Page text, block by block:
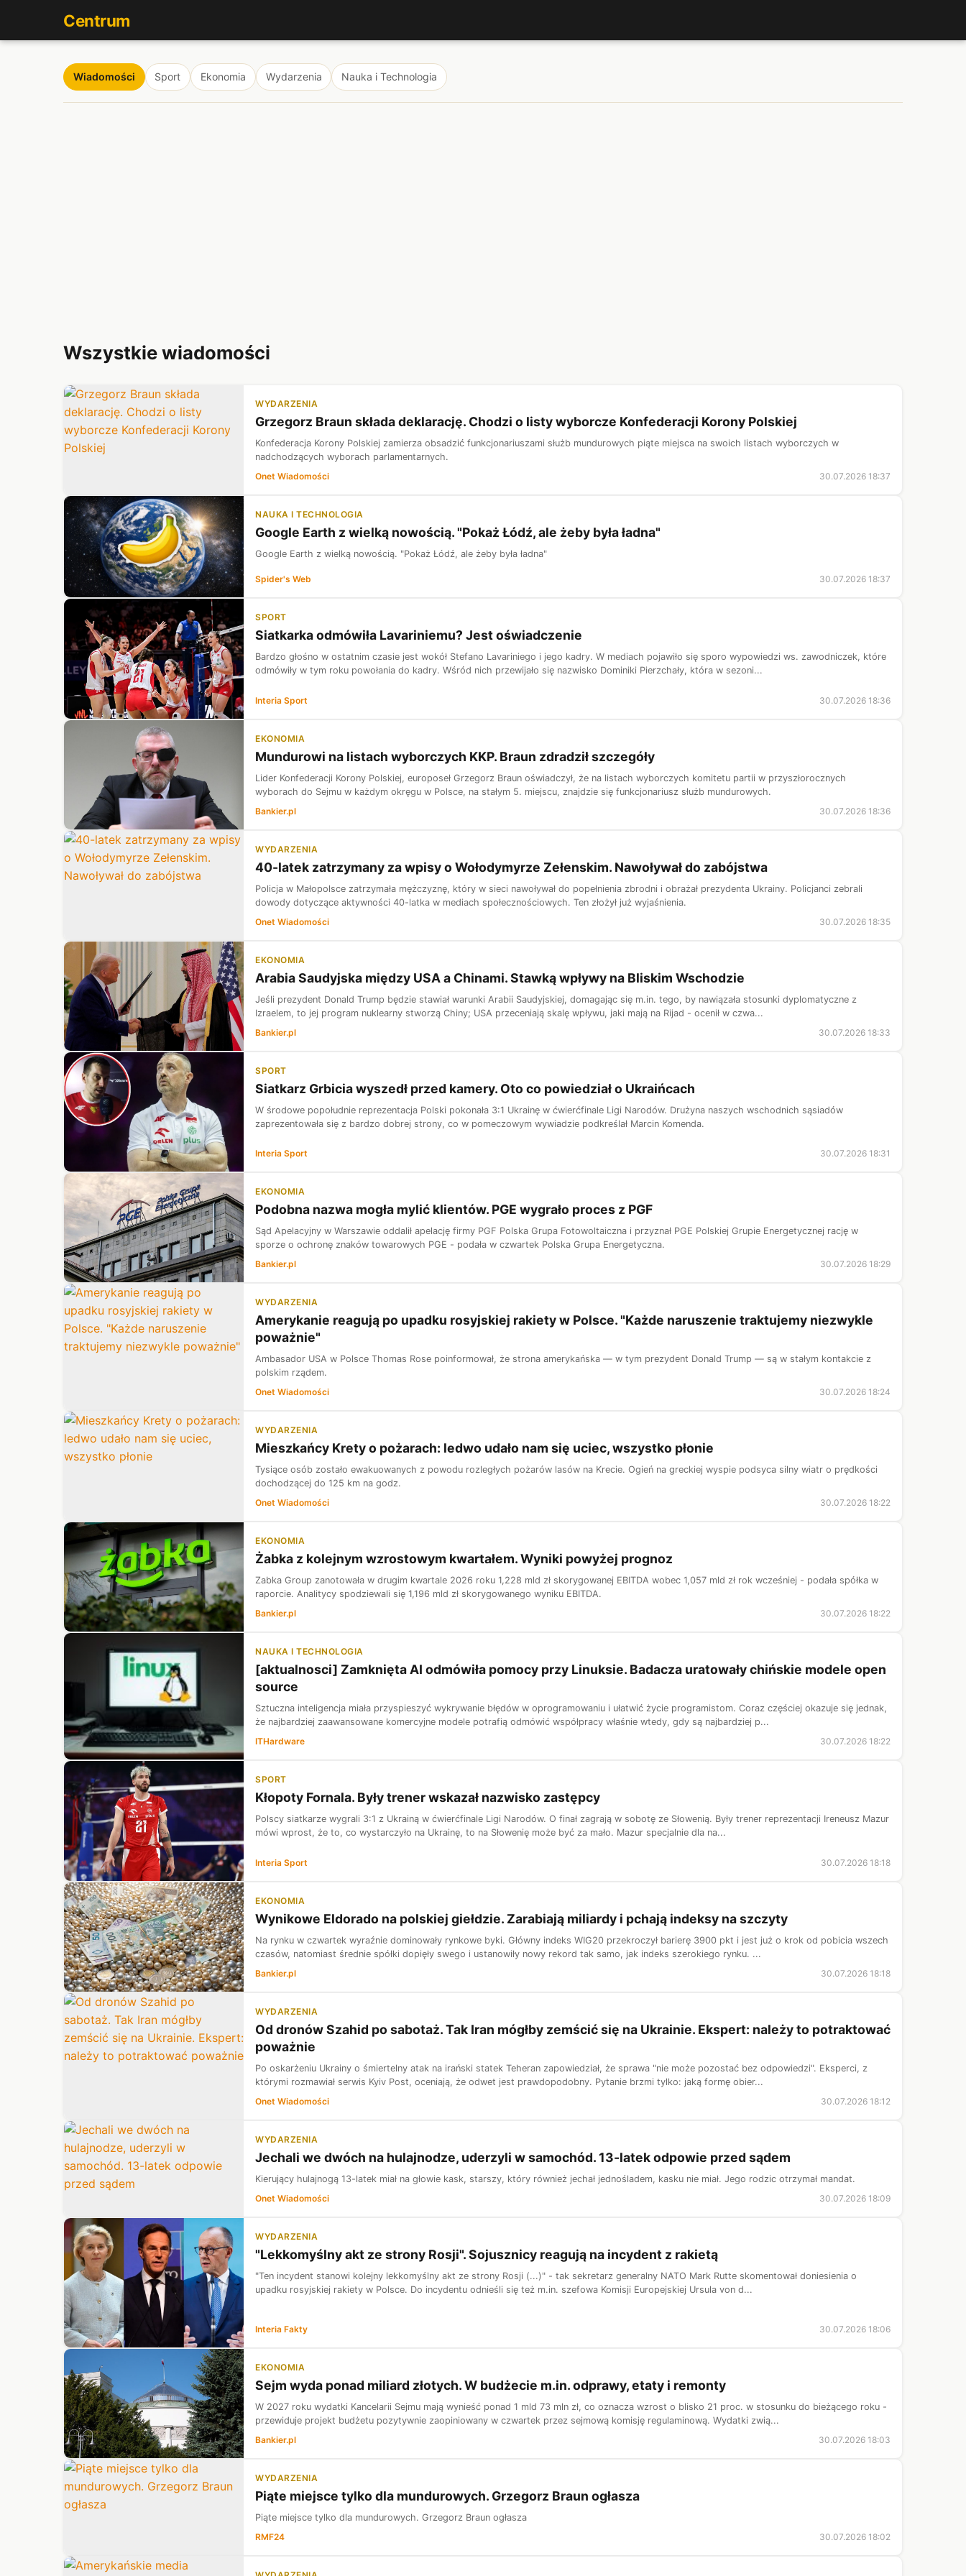
Centrum
Wiadomości Sport Ekonomia Wydarzenia Nauka i Technologia
Wszystkie wiadomości
WYDARZENIA
Grzegorz Braun składa deklarację. Chodzi o listy wyborcze Konfederacji Korony Polskiej
Konfederacja Korony Polskiej zamierza obsadzić funkcjonariuszami służb mundurowych piąte miejsca na swoich listach wyborczych w
nadchodzących wyborach parlamentarnych.
Onet Wiadomości
30.07.2026 18:37
NAUKA I TECHNOLOGIA
Google Earth z wielką nowością. "Pokaż Łódź, ale żeby była ładna"
Google Earth z wielką nowością. "Pokaż Łódź, ale żeby była ładna"
Spider's Web 30.07.2026 18:37
SPORT
Siatkarka odmówiła Lavariniemu? Jest oświadczenie
Bardzo głośno w ostatnim czasie jest wokół Stefano Lavariniego i jego kadry. W mediach pojawiło się sporo wypowiedzi ws. zawodniczek, które
odmówiły w tym roku powołania do kadry. Wśród nich przewijało się nazwisko Dominiki Pierzchały, która w sezoni...
Interia Sport 30.07.2026 18:36
EKONOMIA
Mundurowi na listach wyborczych KKP. Braun zdradził szczegóły
Lider Konfederacji Korony Polskiej, europoseł Grzegorz Braun oświadczył, że na listach wyborczych komitetu partii w przyszłorocznych
wyborach do Sejmu w każdym okręgu w Polsce, na stałym 5. miejscu, znajdzie się funkcjonariusz służb mundurowych.
Bankier.pl
30.07.2026 18:36
WYDARZENIA
40-latek zatrzymany za wpisy o Wołodymyrze Zełenskim. Nawoływał do zabójstwa
Policja w Małopolsce zatrzymała mężczyznę, który w sieci nawoływał do popełnienia zbrodni i obrażał prezydenta Ukrainy. Policjanci zebrali
dowody dotyczące aktywności 40-latka w mediach społecznościowych. Ten złożył już wyjaśnienia.
Onet Wiadomości
30.07.2026 18:35
EKONOMIA
Arabia Saudyjska między USA a Chinami. Stawką wpływy na Bliskim Wschodzie
Jeśli prezydent Donald Trump będzie stawiał warunki Arabii Saudyjskiej, domagając się m.in. tego, by nawiązała stosunki dyplomatyczne z
Izraelem, to jej program nuklearny stworzą Chiny; USA przeceniają skalę wpływu, jaki mają na Rijad - ocenił w czwa...
Bankier.pl
30.07.2026 18:33
SPORT
Siatkarz Grbicia wyszedł przed kamery. Oto co powiedział o Ukraińcach
W środowe popołudnie reprezentacja Polski pokonała 3:1 Ukrainę w ćwierćfinale Ligi Narodów. Drużyna naszych wschodnich sąsiadów
zaprezentowała się z bardzo dobrej strony, co w pomeczowym wywiadzie podkreślał Marcin Komenda.
Interia Sport 30.07.2026 18:31
EKONOMIA
Podobna nazwa mogła mylić klientów. PGE wygrało proces z PGF
Sąd Apelacyjny w Warszawie oddalił apelację firmy PGF Polska Grupa Fotowoltaiczna i przyznał PGE Polskiej Grupie Energetycznej rację w
sporze o ochronę znaków towarowych PGE - podała w czwartek Polska Grupa Energetyczna.
Bankier.pl
30.07.2026 18:29
WYDARZENIA
Amerykanie reagują po upadku rosyjskiej rakiety w Polsce. "Każde naruszenie traktujemy niezwykle
poważnie"
Ambasador USA w Polsce Thomas Rose poinformował, że strona amerykańska — w tym prezydent Donald Trump — są w stałym kontakcie z
polskim rządem.
Onet Wiadomości
30.07.2026 18:24
WYDARZENIA
Mieszkańcy Krety o pożarach: ledwo udało nam się uciec, wszystko płonie
Tysiące osób zostało ewakuowanych z powodu rozległych pożarów lasów na Krecie. Ogień na greckiej wyspie podsyca silny wiatr o prędkości
dochodzącej do 125 km na godz.
Onet Wiadomości
30.07.2026 18:22
EKONOMIA
Żabka z kolejnym wzrostowym kwartałem. Wyniki powyżej prognoz
Zabka Group zanotowała w drugim kwartale 2026 roku 1,228 mld zł skorygowanej EBITDA wobec 1,057 mld zł rok wcześniej - podała spółka w
raporcie. Analitycy spodziewali się 1,196 mld zł skorygowanego wyniku EBITDA.
Bankier.pl
30.07.2026 18:22
NAUKA I TECHNOLOGIA
[aktualnosci] Zamknięta AI odmówiła pomocy przy Linuksie. Badacza uratowały chińskie modele open
source
Sztuczna inteligencja miała przyspieszyć wykrywanie błędów w oprogramowaniu i ułatwić życie programistom. Coraz częściej okazuje się jednak,
że najbardziej zaawansowane komercyjne modele potrafią odmówić współpracy właśnie wtedy, gdy są najbardziej p...
ITHardware
30.07.2026 18:22
SPORT
Kłopoty Fornala. Były trener wskazał nazwisko zastępcy
Polscy siatkarze wygrali 3:1 z Ukrainą w ćwierćfinale Ligi Narodów. O finał zagrają w sobotę ze Słowenią. Były trener reprezentacji Ireneusz Mazur
mówi wprost, że to, co wystarczyło na Ukrainę, to na Słowenię może być za mało. Mazur specjalnie dla na...
Interia Sport 30.07.2026 18:18
EKONOMIA
Wynikowe Eldorado na polskiej giełdzie. Zarabiają miliardy i pchają indeksy na szczyty
Na rynku w czwartek wyraźnie dominowały rynkowe byki. Główny indeks WIG20 przekroczył barierę 3900 pkt i jest już o krok od pobicia wszech
czasów, natomiast średnie spółki dopięły swego i ustanowiły nowy rekord tak samo, jak indeks szerokiego rynku. ...
Bankier.pl
30.07.2026 18:18
WYDARZENIA
Od dronów Szahid po sabotaż. Tak Iran mógłby zemścić się na Ukrainie. Ekspert: należy to potraktować
poważnie
Po oskarżeniu Ukrainy o śmiertelny atak na irański statek Teheran zapowiedział, że sprawa "nie może pozostać bez odpowiedzi". Eksperci, z
którymi rozmawiał serwis Kyiv Post, oceniają, że odwet jest prawdopodobny. Pytanie brzmi tylko: jaką formę obier...
Onet Wiadomości
30.07.2026 18:12
WYDARZENIA
Jechali we dwóch na hulajnodze, uderzyli w samochód. 13-latek odpowie przed sądem
Kierujący hulajnogą 13-latek miał na głowie kask, starszy, który również jechał jednośladem, kasku nie miał. Jego rodzic otrzymał mandat.
Onet Wiadomości
30.07.2026 18:09
WYDARZENIA
"Lekkomyślny akt ze strony Rosji". Sojusznicy reagują na incydent z rakietą
"Ten incydent stanowi kolejny lekkomyślny akt ze strony Rosji (...)" - tak sekretarz generalny NATO Mark Rutte skomentował doniesienia o
upadku rosyjskiej rakiety w Polsce. Do incydentu odnieśli się też m.in. szefowa Komisji Europejskiej Ursula von d...
Interia Fakty 30.07.2026 18:06
EKONOMIA
Sejm wyda ponad miliard złotych. W budżecie m.in. odprawy, etaty i remonty
W 2027 roku wydatki Kancelarii Sejmu mają wynieść ponad 1 mld 73 mln zł, co oznacza wzrost o blisko 21 proc. w stosunku do bieżącego roku -
przewiduje projekt budżetu pozytywnie zaopiniowany w czwartek przez sejmową komisję regulaminową. Wydatki zwią...
Bankier.pl
30.07.2026 18:03
WYDARZENIA
Piąte miejsce tylko dla mundurowych. Grzegorz Braun ogłasza
Piąte miejsce tylko dla mundurowych. Grzegorz Braun ogłasza
RMF24
30.07.2026 18:02